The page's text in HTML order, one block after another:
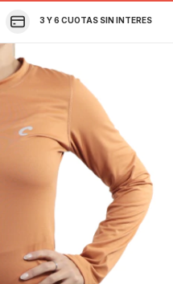
3 Y 6 CUOTAS SIN INTERES